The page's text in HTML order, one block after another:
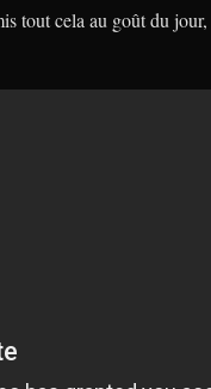
tout cela au goût du